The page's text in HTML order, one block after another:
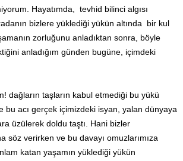
Hayatımda, tevhid bilinci algısı
bizlere yüklediği yükün altında bir kul
zorluğunu anladıktan sonra, böyle
anladığım günden bugüne, içimdeki
dağların taşların kabul etmediği bu yükü
bu acı gerçek içimizdeki isyan, yalan dünyaya
üzülerek doldu taştı. Hani bizler
söz verirken ve bu davayı omuzlarımıza
katan yaşamın yüklediği yükün